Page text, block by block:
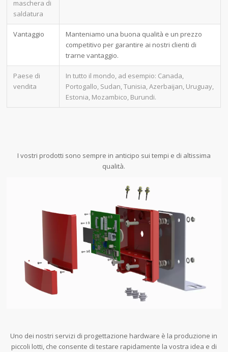
maschera di
saldatura
Vantaggio
Manteniamo una buona qualità e un prezzo
competitivo per garantire ai nostri clienti di
trarne vantaggio.
Paese di
vendita
In tutto il mondo, ad esempio: Canada,
Portogallo, Sudan, Tunisia, Azerbaijan, Uruguay,
Estonia, Mozambico, Burundi.
I vostri prodotti sono sempre in anticipo sui tempi e di altissima
qualità.
Uno dei nostri servizi di progettazione hardware è la produzione in
piccoli lotti, che consente di testare rapidamente la vostra idea e di